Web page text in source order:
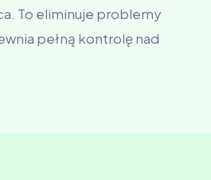
To eliminuje problemy
pełną kontrolę nad